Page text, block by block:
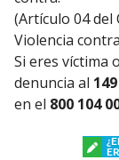
(Artículo 04 del
Violencia
Si eres víctima
denuncia al
en el 800 104